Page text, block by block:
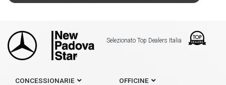
Selezionato Top Dealers Italia
CONCESSIONARIE OFFICINE